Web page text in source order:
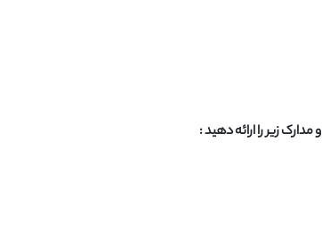
زیر را ارائه دهید :